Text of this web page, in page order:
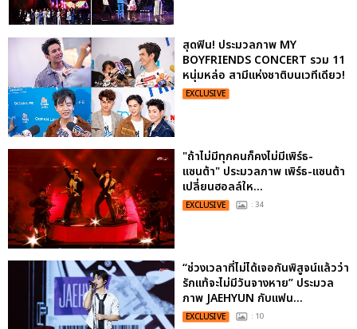
สุดฟิน! ประมวลภาพ MY
BOYFRIENDS CONCERT รวม 11
หนุ่มหล่อ สามีแห่งชาติบนเวทีเดียว!
EXCLUSIVE
"ถ้าไม่มีทุกคนก็คงไม่มีเพิร์ธ-
แซนต้า" ประมวลภาพ เพิร์ธ-แซนต้า
เปลี่ยนฮอลล์ให...
EXCLUSIVE : 34
“ช่วงเวลาที่ไม่ได้เจอกันพิสูจน์แล้วว่า
รักแท้จะไม่มีวันจางหาย” ประมวล
ภาพ JAEHYUN กับแฟน...
EXCLUSIVE : 10